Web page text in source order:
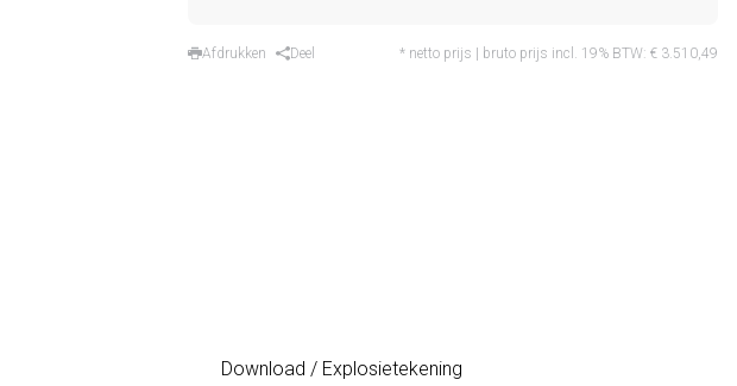
Afdrukken Deel * netto prijs | bruto prijs incl. 19% BTW: € 3.510,49
Download / Explosietekening